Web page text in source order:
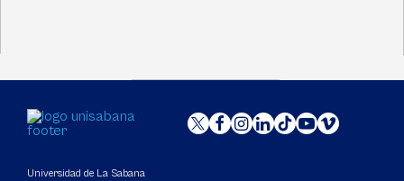
Universidad de La Sabana